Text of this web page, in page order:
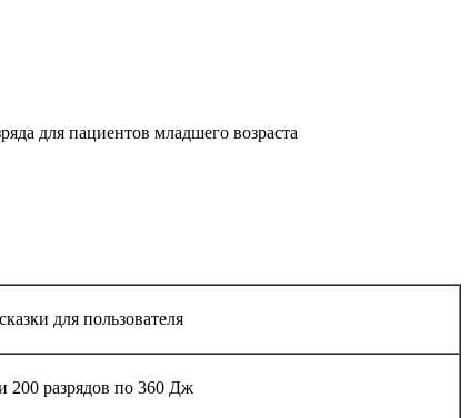
для пациентов младшего возраста
для пользователя
200 разрядов по 360 Дж